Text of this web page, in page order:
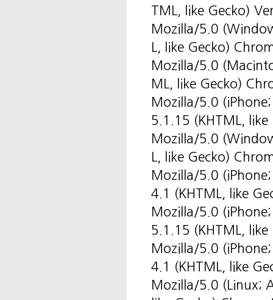
TML, like Gecko)
Mozilla/5.0
L, like Gecko)
Mozilla/5.0
ML, like Gecko)
Mozilla/5.0
5.1.15 (KHTML,
Mozilla/5.0
L, like Gecko)
Mozilla/5.0
4.1 (KHTML, like
Mozilla/5.0
5.1.15 (KHTML,
Mozilla/5.0
4.1 (KHTML, like
Mozilla/5.0 (Linux;